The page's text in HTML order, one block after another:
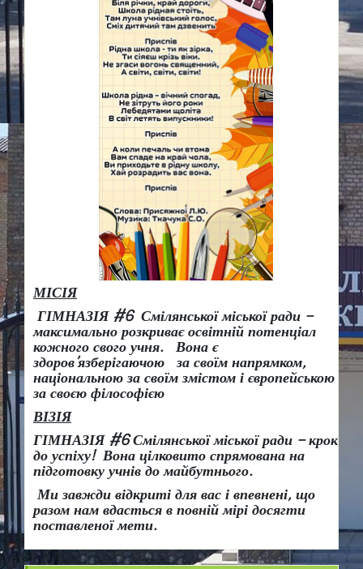
МІСІЯ
ГІМНАЗІЯ #6 Смілянської міської ради –
максимально розкриває освітній потенціал
кожного свого учня.
Вона є
здоров’язберігаючою за своїм напрямком,
національною за своїм змістом і європейською
за своєю філософією
ВІЗІЯ
ГІМНАЗІЯ #6 Смілянської міської ради – крок
до успіху! Вона цілковито спрямована на
підготовку учнів до майбутнього.
Ми завжди відкриті для вас і впевнені, що
разом нам вдасться в повній мірі досягти
поставленої мети.